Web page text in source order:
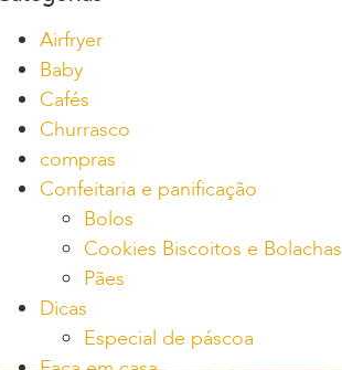
Airfryer
Baby
Cafés
Churrasco
compras
Confeitaria e panificação
Bolos
Cookies Biscoitos e Bolachas
Pães
Dicas
Especial de páscoa